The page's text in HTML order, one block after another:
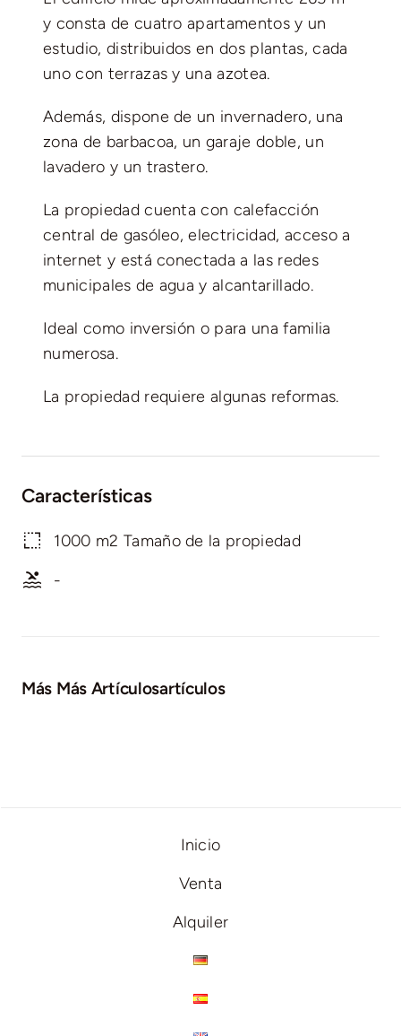
y consta de cuatro apartamentos y un
estudio, distribuidos en dos plantas, cada
uno con terrazas y una azotea.
Además, dispone de un invernadero, una
zona de barbacoa, un garaje doble, un
lavadero y un trastero.
La propiedad cuenta con calefacción
central de gasóleo, electricidad, acceso a
internet y está conectada a las redes
municipales de agua y alcantarillado.
Ideal como inversión o para una familia
numerosa.
La propiedad requiere algunas reformas.
Características
1000 m2 Tamaño de la propiedad
-
Más Más Artículosartículos
Inicio
Venta
Alquiler